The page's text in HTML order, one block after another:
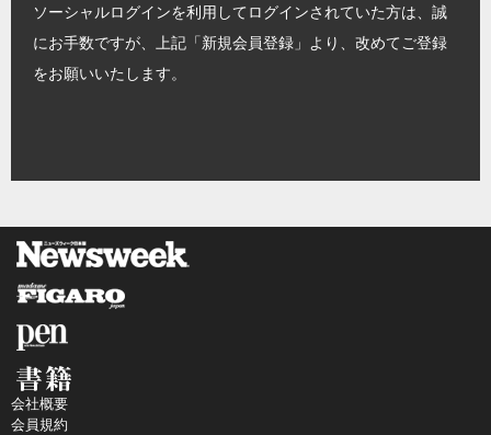
ソーシャルログインを利用してログインされていた方は、誠
にお手数ですが、上記「新規会員登録」より、改めてご登録
をお願いいたします。
会社概要
会員規約